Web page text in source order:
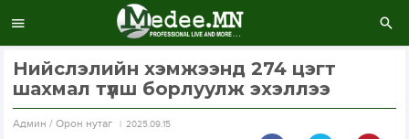
Нийслэлийн хэмжээнд 274 цэгт
шахмал түлш борлуулж эхэллээ
Aдмин / Орон нутаг 2025.09.15